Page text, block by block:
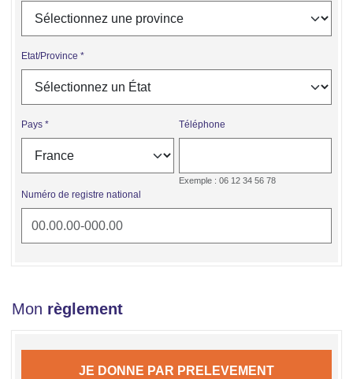
Etat/Province
Pays Téléphone
Exemple : 06 12 34 56 78
Numéro de registre national
Mon règlement
JE DONNE PAR PRELEVEMENT